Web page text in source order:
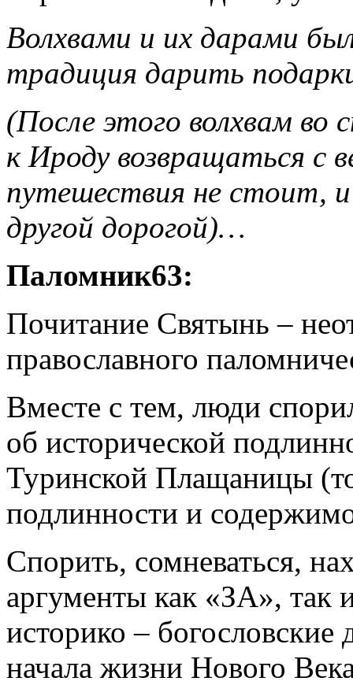
Волхвами и их дарами
традиция дарить
(После этого волхвам во
к Ироду возвращаться с
путешествия не стоит,
другой дорогой)…
Паломник63:
Почитание Святынь –
православного
Вместе с тем, люди
об исторической
Туринской Плащаницы
подлинности и
Спорить, сомневаться,
аргументы как «ЗА»,
историко –
начала жизни Нового